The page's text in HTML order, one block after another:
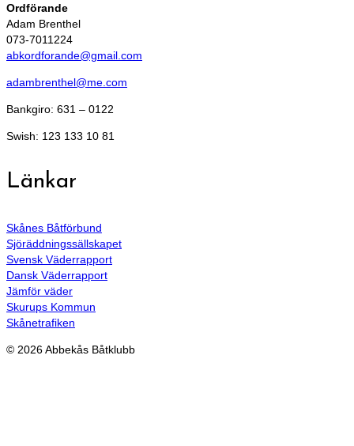
Ordförande
Adam Brenthel
073-7011224
abkordforande@gmail.com
adambrenthel@me.com
Bankgiro: 631 – 0122
Swish: 123 133 10 81
Länkar
Skånes Båtförbund
Sjöräddningssällskapet
Svensk Väderrapport
Dansk Väderrapport
Jämför väder
Skurups Kommun
Skånetrafiken
© 2026 Abbekås Båtklubb